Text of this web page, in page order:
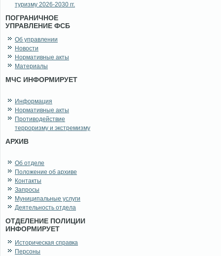
туризму 2026-2030 гг.
ПОГРАНИЧНОЕ
УПРАВЛЕНИЕ ФСБ
Об управлении
Новости
Нормативные акты
Материалы
МЧС ИНФОРМИРУЕТ
Информация
Нормативные акты
Противодействие
терроризму и экстремизму
АРХИВ
Об отделе
Положение об архиве
Контакты
Запросы
Муниципальные услуги
Деятельность отдела
ОТДЕЛЕНИЕ ПОЛИЦИИ
ИНФОРМИРУЕТ
Историческая справка
Персоны